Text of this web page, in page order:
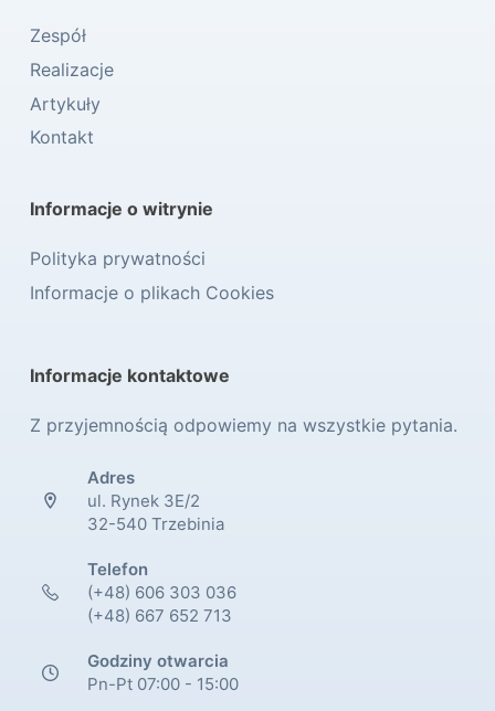
Zespół
Realizacje
Artykuły
Kontakt
Informacje o witrynie
Polityka prywatności
Informacje o plikach Cookies
Informacje kontaktowe
Z przyjemnością odpowiemy na wszystkie pytania.
Adres
ul. Rynek 3E/2
32-540 Trzebinia
Telefon
(+48) 606 303 036
(+48) 667 652 713
Godziny otwarcia
Pn-Pt 07:00 - 15:00